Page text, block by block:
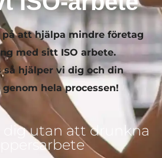
att hjälpa mindre företag
med sitt ISO arbete.
så hjälper vi dig och din
hela processen!
dig utan att drunkna